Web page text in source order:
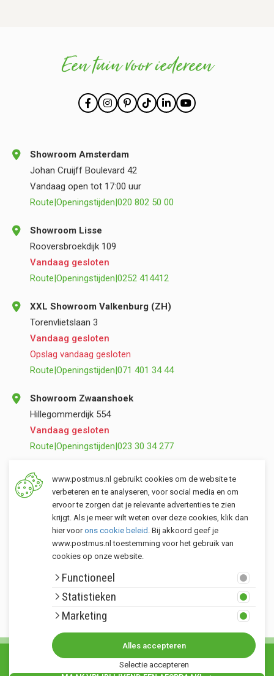
Een tuin voor iedereen
Klantenservice
Postmus merken
Showroom Amsterdam
Johan Cruijff Boulevard 42
Vandaag open tot 17:00 uur
Route Openingstijden 020 802 50 00
Showroom Lisse
Rooversbroekdijk 109
Vandaag gesloten
Route Openingstijden 0252 414412
XXL Showroom Valkenburg (ZH)
Torenvlietslaan 3
Vandaag gesloten
Opslag vandaag gesloten
Route Openingstijden 071 401 34 44
Showroom Zwaanshoek
Hillegommerdijk 554
Vandaag gesloten
Route Openingstijden 023 30 34 277
Opslag Valkenburg (ZH)
Torenvlietslaan 3
Vandaag gesloten
Route|Openingstijden |071 401 34 44
© Copyright 2026. Alle rechten voorbehouden Postmus.nl - Het buitenleven •
Algemene voorwaarden•Privacy statement•Sitemap
www.postmus.nl gebruikt cookies om de website te
verbeteren en te analyseren, voor social media en om
ervoor te zorgen dat je relevante advertenties te zien
krijgt. Als je meer wilt weten over deze cookies, klik dan
hier voorons cookie beleid . Bij akkoord geef je
www.postmus.nl toestemming voor het gebruik van
cookies op onze website.
Functioneel
Statistieken
Marketing
Selectie accepteren
Alles accepteren